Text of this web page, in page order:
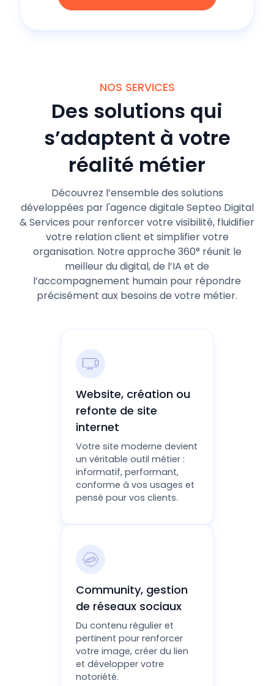
NOS SERVICES
Des solutions qui
s’adaptent à votre
réalité métier
Découvrez l’ensemble des solutions
développées par l'agence digitale Septeo Digital
& Services pour renforcer votre visibilité, fluidifier
votre relation client et simplifier votre
organisation. Notre approche 360° réunit le
meilleur du digital, de l’IA et de
l’accompagnement humain pour répondre
précisément aux besoins de votre métier.
Website, création ou
refonte de site
internet
Votre site moderne devient
un véritable outil métier :
informatif, performant,
conforme à vos usages et
pensé pour vos clients.
Community, gestion
de réseaux sociaux
Du contenu régulier et
pertinent pour renforcer
votre image, créer du lien
et développer votre
notoriété.